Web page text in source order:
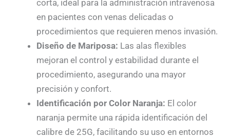
corta, ideal para la administración intravenosa
en pacientes con venas delicadas o
procedimientos que requieren menos invasión.
Diseño de Mariposa: Las alas flexibles
mejoran el control y estabilidad durante el
procedimiento, asegurando una mayor
precisión y confort.
Identificación por Color Naranja: El color
naranja permite una rápida identificación del
calibre de 25G, facilitando su uso en entornos